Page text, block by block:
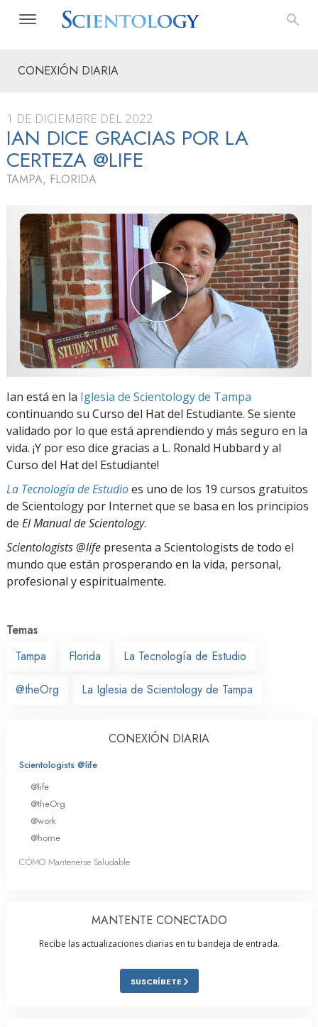
CONEXIÓN DIARIA
1 DE DICIEMBRE DEL 2022
IAN DICE GRACIAS POR LA
CERTEZA @LIFE
TAMPA, FLORIDA
Ian está en la Iglesia de Scientology de Tampa
continuando su Curso del Hat del Estudiante. Se siente
validado por lo que está aprendiendo y más seguro en la
vida. ¡Y por eso dice gracias a L. Ronald Hubbard y al
Curso del Hat del Estudiante!
La Tecnología de Estudioes uno de los 19 cursos gratuitos
de Scientology por Internet que se basa en los principios
de El Manual de Scientology.
Scientologists @life presenta a Scientologists de todo el
mundo que están prosperando en la vida, personal,
profesional y espiritualmente.
Temas
Tampa
Florida La Tecnología de Estudio
@theOrg La Iglesia de Scientology de Tampa
CONEXIÓN DIARIA
Scientologists @life
@life
@theOrg
@work
@home
CÓMO Mantenerse Saludable
MANTENTE CONECTADO
Recibe las actualizaciones diarias en tu bandeja de entrada.
SUSCRÍBETE